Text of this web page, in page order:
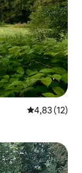
4,83 de uma
4,83 (12)